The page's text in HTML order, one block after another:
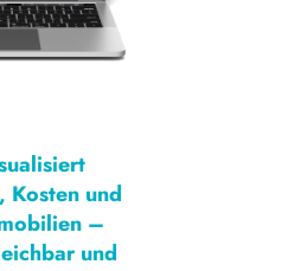
Kosten und
–
und